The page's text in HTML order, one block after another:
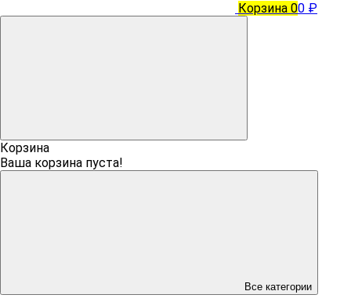
Корзина 00 ₽
Корзина
Ваша корзина пуста!
Все категории